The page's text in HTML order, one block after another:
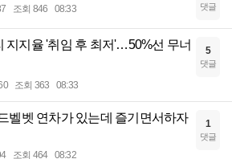
조회 846 08:33 댓글
지지율 '취임 후 최저'…50%선 무너
조회 363 08:33
5
댓글
벨벳 연차가 있는데 즐기면서하자
조회 464 08:32
1
댓글